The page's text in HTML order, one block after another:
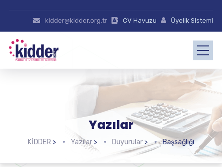
kidder@kidder.org.tr CV Havuzu Üyelik Sistemi
Yazılar
KİDDER > Yazılar > Duyurular > Başsağlığı